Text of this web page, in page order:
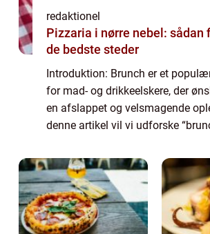
redaktionel
Pizzaria i nørre nebel: sådan
de bedste steder
Introduktion: Brunch er et
for mad- og drikkeelskere, der
en afslappet og velsmagende
denne artikel vil vi udforske
oversigt over, hvad der er vigti...